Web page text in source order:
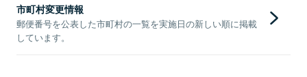
市町村変更情報
郵便番号を公表した市町村の一覧を実施日の新しい順に掲載
しています。